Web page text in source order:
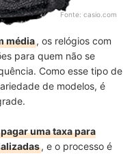
Fonte: casio.com
média, os relógios com
para quem não se
Como esse tipo de
de modelos, é
uma taxa para
, e o processo é